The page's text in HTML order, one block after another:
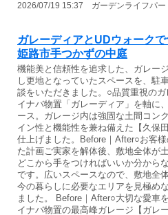
2026/07/19 15:37 ガーデンライフパー
ガレーディアとUDウォーク
姫路市手つかずの中庭
機能美と信頼性を追求した、ガレー
し更地となっていたスペースを、駐
談をいただきました。○品質重視の
イナバ物置「ガレーディア」を軸に
ース。ガレージ内は強固な土間コン
イン性と機能性を兼ね備えた【久保
仕上げました。Before｜After○お客
た計画ご実家を解体後、敷地全体が
どこから手をつければいいか分から
です。広いスペースなので、敷地全
今の暮らしに必要なエリアを見極め
ました。 Before｜After○大切な愛車
イナバ物置の最高峰ガレージ【ガレ